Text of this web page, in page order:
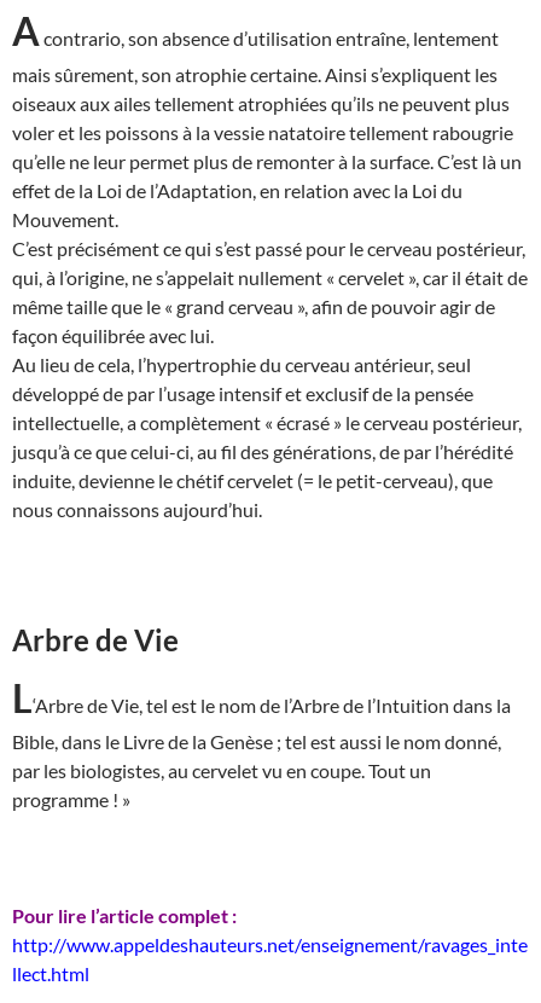
A contrario, son absence d’utilisation entraîne, lentement
mais sûrement, son atrophie certaine. Ainsi s’expliquent les
oiseaux aux ailes tellement atrophiées qu’ils ne peuvent plus
voler et les poissons à la vessie natatoire tellement rabougrie
qu’elle ne leur permet plus de remonter à la surface. C’est là un
effet de la Loi de l’Adaptation, en relation avec la Loi du
Mouvement.
C’est précisément ce qui s’est passé pour le cerveau postérieur,
qui, à l’origine, ne s’appelait nullement « cervelet », car il était de
même taille que le « grand cerveau », afin de pouvoir agir de
façon équilibrée avec lui.
Au lieu de cela, l’hypertrophie du cerveau antérieur, seul
développé de par l’usage intensif et exclusif de la pensée
intellectuelle, a complètement « écrasé » le cerveau postérieur,
jusqu’à ce que celui-ci, au fil des générations, de par l’hérédité
induite, devienne le chétif cervelet (= le petit-cerveau), que
nous connaissons aujourd’hui.
Arbre de Vie
L‘Arbre de Vie, tel est le nom de l’Arbre de l’Intuition dans la
Bible, dans le Livre de la Genèse ; tel est aussi le nom donné,
par les biologistes, au cervelet vu en coupe. Tout un
programme ! »
Pour lire l’article complet :
http://www.appeldeshauteurs.net/enseignement/ravages_inte
llect.html